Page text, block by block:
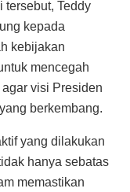
tersebut, Teddy
kepada
kebijakan
mencegah
visi Presiden
berkembang.
yang dilakukan
hanya sebatas
memastikan